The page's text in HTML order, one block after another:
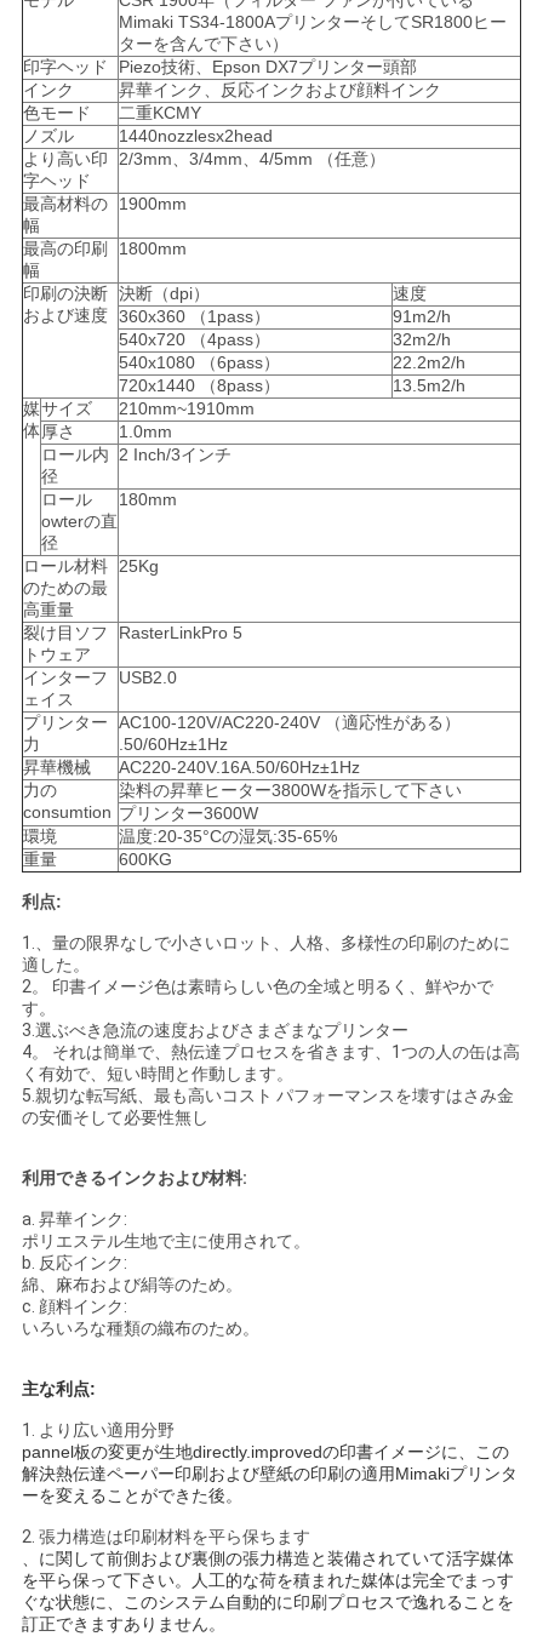
ュ
ー
ス
す
べ
の
COMPANY
NEWS
地
図
プ
ラ
イ
バ
シ
ー
ポ
リ
シ
ー
Mimaki TS34-1800AプリンターそしてSR1800ヒー
ターを含んで下さい）
印字ヘッド
Piezo技術、Epson DX7プリンター頭部
インク
昇華インク、反応インクおよび顔料インク
色モード
二重KCMY
ノズル
1440nozzlesx2head
より高い印
字ヘッド
2/3mm、3/4mm、4/5mm （任意）
最高材料の
幅
1900mm
最高の印刷
幅
1800mm
印刷の決断
および速度
決断（dpi）
速度
360x360 （1pass）
91m2/h
540x720 （4pass）
32m2/h
540x1080 （6pass）
22.2m2/h
720x1440 （8pass）
13.5m2/h
媒
体
サイズ
210mm~1910mm
厚さ
1.0mm
ロール内
径
2 Inch/3インチ
ロール
owterの直
径
180mm
ロール材料
のための最
高重量
25Kg
裂け目ソフ
トウェア
RasterLinkPro 5
インターフ
ェイス
USB2.0
プリンター
力
AC100-120V/AC220-240V （適応性がある）
.50/60Hz±1Hz
昇華機械
AC220-240V.16A.50/60Hz±1Hz
力の
consumtion
染料の昇華ヒーター3800Wを指示して下さい
プリンター3600W
環境
温度:20-35°Cの湿気:35-65%
重量
600KG
利点:
1.、量の限界なしで小さいロット、人格、多様性の印刷のために
適した。
2。 印書イメージ色は素晴らしい色の全域と明るく、鮮やかで
す。
3.選ぶべき急流の速度およびさまざまなプリンター
4。 それは簡単で、熱伝達プロセスを省きます、1つの人の缶は高
く有効で、短い時間と作動します。
5.親切な転写紙、最も高いコスト パフォーマンスを壊すはさみ金
の安価そして必要性無し
利用できるインクおよび材料:
a. 昇華インク:
ポリエステル生地で主に使用されて。
b. 反応インク:
綿、麻布および絹等のため。
c. 顔料インク:
いろいろな種類の織布のため。
主な利点:
1. より広い適用分野
pannel板の変更が生地directly.improvedの印書イメージに、この
解決熱伝達ペーパー印刷および壁紙の印刷の適用Mimakiプリンタ
ーを変えることができた後。
2. 張力構造は印刷材料を平ら保ちます
、に関して前側および裏側の張力構造と装備されていて活字媒体
を平ら保って下さい。人工的な荷を積まれた媒体は完全でまっす
ぐな状態に、このシステム自動的に印刷プロセスで逸れることを
訂正できますありません。